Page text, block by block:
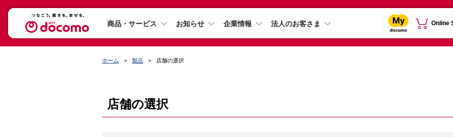
商品・サービス お知らせ 企業情報 法人のお客さま Online
ホーム 製品 店舗の選択
店舗の選択